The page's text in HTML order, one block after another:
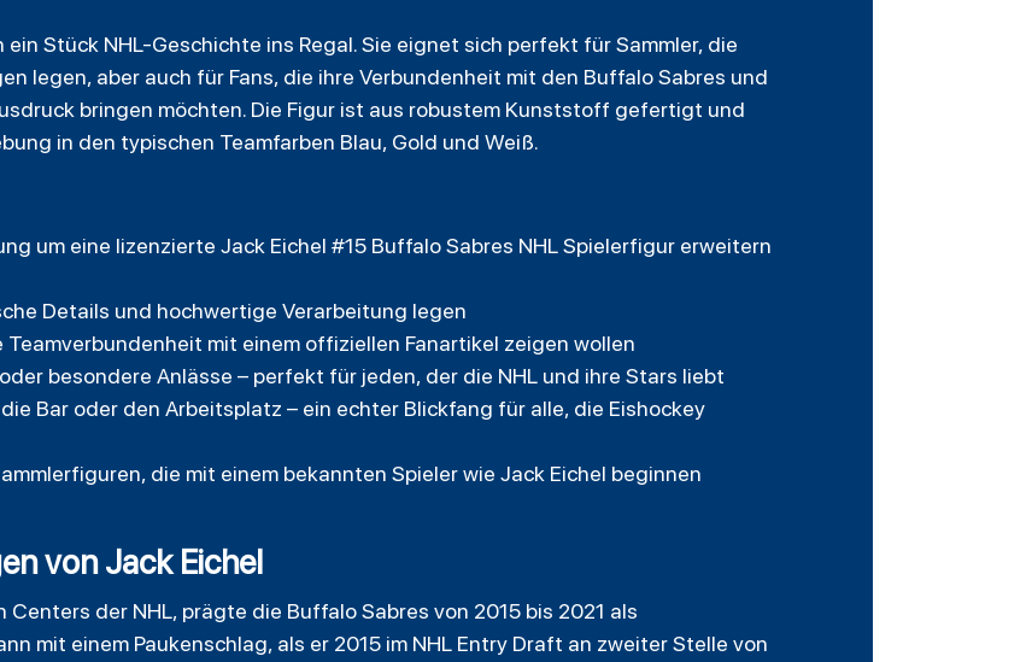
Stück NHL-Geschichte ins Regal. Sie eignet sich perfekt für Sammler, die
legen, aber auch für Fans, die ihre Verbundenheit mit den Buffalo Sabres und
bringen möchten. Die Figur ist aus robustem Kunststoff gefertigt und
in den typischen Teamfarben Blau, Gold und Weiß.
um eine lizenzierte Jack Eichel #15 Buffalo Sabres NHL Spielerfigur erweitern
Details und hochwertige Verarbeitung legen
Teamverbundenheit mit einem offiziellen Fanartikel zeigen wollen
besondere Anlässe – perfekt für jeden, der die NHL und ihre Stars liebt
Bar oder den Arbeitsplatz – ein echter Blickfang für alle, die Eishockey
die mit einem bekannten Spieler wie Jack Eichel beginnen
von Jack Eichel
der NHL, prägte die Buffalo Sabres von 2015 bis 2021 als
mit einem Paukenschlag, als er 2015 im NHL Entry Draft an zweiter Stelle von